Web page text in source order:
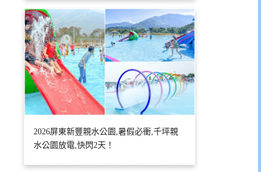
2026屏東新豐親水公園,暑假必衝,千坪親
水公園放電,快閃2天！